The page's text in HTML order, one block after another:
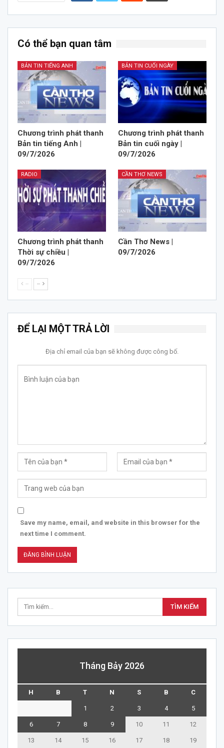
Có thể bạn quan tâm
BẢN TIN TIẾNG ANH
Chương trình phát thanh
Bản tin tiếng Anh |
09/7/2026
BẢN TIN CUỐI NGÀY
Chương trình phát thanh
Bản tin cuối ngày |
09/7/2026
RADIO
Chương trình phát thanh
Thời sự chiều |
09/7/2026
CẦN THƠ NEWS
Cần Thơ News |
09/7/2026
-- --
ĐỂ LẠI MỘT TRẢ LỜI
Địa chỉ email của bạn sẽ không được công bố.
Save my name, email, and website in this browser for the
next time I comment.
Tháng Bảy 2026
H B T N S B C
1 2 3 4 5
6 7 8 9 10 11 12
13 14 15 16 17 18 19